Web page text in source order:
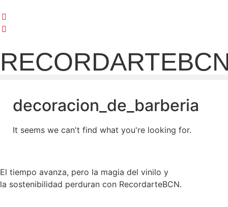
decoracion_de_barberia
It seems we can't find what you're looking for.
El tiempo avanza, pero la magia del vinilo y
la sostenibilidad perduran con RecordarteBCN.